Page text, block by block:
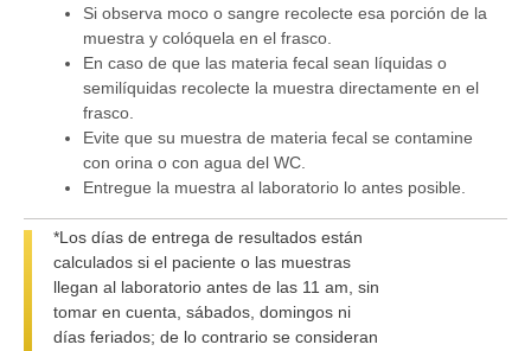
Si observa moco o sangre recolecte esa porción de la
muestra y colóquela en el frasco.
En caso de que las materia fecal sean líquidas o
semilíquidas recolecte la muestra directamente en el
frasco.
Evite que su muestra de materia fecal se contamine
con orina o con agua del WC.
Entregue la muestra al laboratorio lo antes posible.
*Los días de entrega de resultados están
calculados si el paciente o las muestras
llegan al laboratorio antes de las 11 am, sin
tomar en cuenta, sábados, domingos ni
días feriados; de lo contrario se consideran